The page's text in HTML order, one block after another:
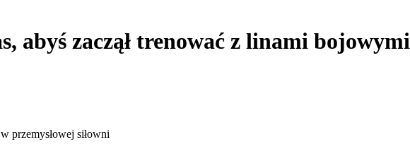
abyś zaczął trenować z linami bojowymi